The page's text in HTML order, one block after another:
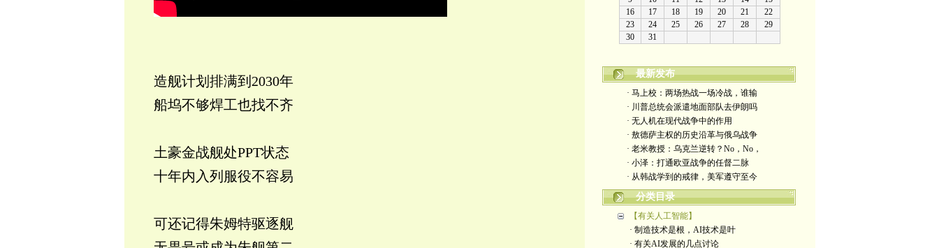
造舰计划排满到2030年
船坞不够焊工也找不齐
土豪金战舰处PPT状态
十年内入列服役不容易
可还记得朱姆特驱逐舰
最新发布
· 马上校：两场热战一场冷战，谁输
· 川普总统会派遣地面部队去伊朗吗
· 无人机在现代战争中的作用
· 敖德萨主权的历史沿革与俄乌战争
· 老米教授：乌克兰逆转？No，No，
· 小泽：打通欧亚战争的任督二脉
· 从韩战学到的戒律，美军遵守至今
分类目录
【有关人工智能】
· 制造技术是根，AI技术是叶
· 有关AI发展的几点讨论